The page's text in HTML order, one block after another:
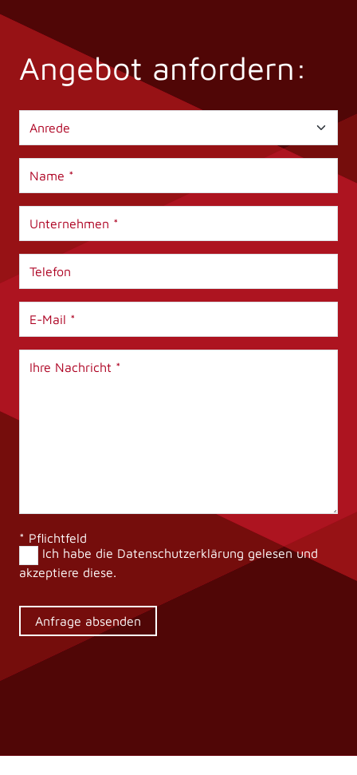
Angebot anfordern:
* Pflichtfeld
Ich habe die Datenschutzerklärung gelesen und
akzeptiere diese.
Alternative: